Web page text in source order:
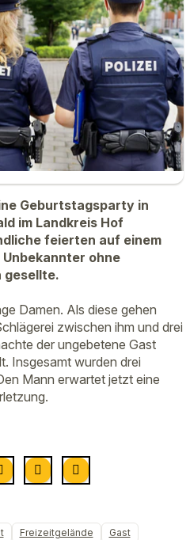
Geburtstagsparty in
im Landkreis Hof
feierten auf einem
ohne
gesellte.
Damen. Als diese gehen
zwischen ihm und drei
der ungebetene Gast
Insgesamt wurden drei
Mann erwartet jetzt eine
Freizeitgelände
Gast